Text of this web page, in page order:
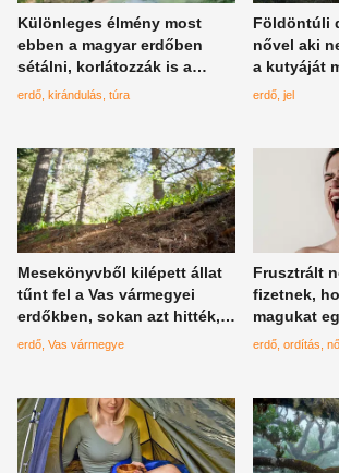
Különleges élmény most
ebben a magyar erdőben
sétálni, korlátozzák is a
túrázók számát
erdő kirándulás túra
Földöntúli
nővel aki
a kutyáját
erdőben
erdő jel
Mesekönyvből kilépett állat
tűnt fel a Vas vármegyei
erdőkben, sokan azt hitték,
igazi unikornist látnak
erdő Vas vármegye
Frusztrált
fizetnek,
magukat
erdő ordítás